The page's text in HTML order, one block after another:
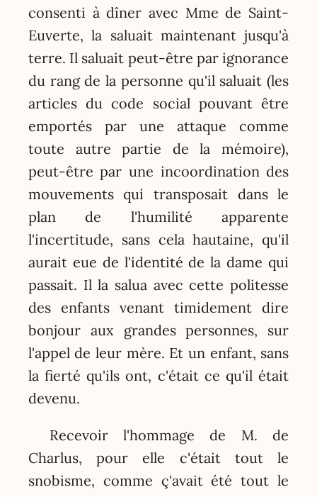
consenti à dîner avec Mme de Saint-
Euverte, la saluait maintenant jusqu'à
terre. Il saluait peut-être par ignorance
du rang de la personne qu'il saluait (les
articles du code social pouvant être
emportés par une attaque comme
toute autre partie de la mémoire),
peut-être par une incoordination des
mouvements qui transposait dans le
plan de l'humilité apparente
l'incertitude, sans cela hautaine, qu'il
aurait eue de l'identité de la dame qui
passait. Il la salua avec cette politesse
des enfants venant timidement dire
bonjour aux grandes personnes, sur
l'appel de leur mère. Et un enfant, sans
la fierté qu'ils ont, c'était ce qu'il était
devenu.
Recevoir l'hommage de M. de
Charlus, pour elle c'était tout le
snobisme, comme ç'avait été tout le